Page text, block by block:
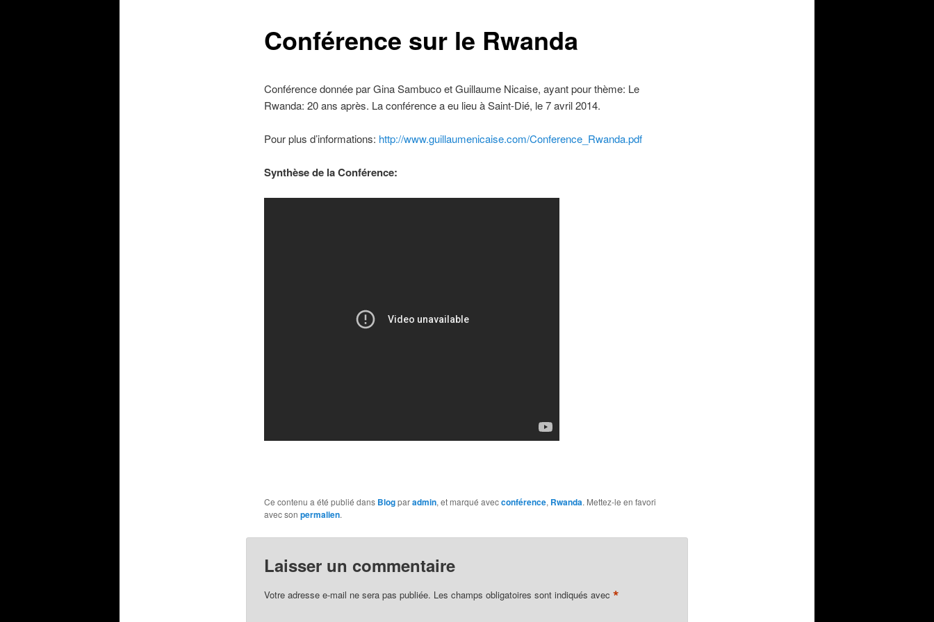
Conférence sur le Rwanda
Conférence donnée par Gina Sambuco et Guillaume Nicaise, ayant pour thème: Le
Rwanda: 20 ans après. La conférence a eu lieu à Saint-Dié, le 7 avril 2014.
Pour plus d’informations: http://www.guillaumenicaise.com/Conference_Rwanda.pdf
Synthèse de la Conférence:
Ce contenu a été publié dans Blogparadmin, et marqué avecconférence, Rwanda. Mettez-le en favori
avec son permalien.
Laisser un commentaire
Votre adresse e-mail ne sera pas publiée. Les champs obligatoires sont indiqués avec *